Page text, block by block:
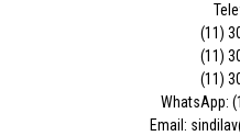
(11)
(11)
(11)
WhatsApp:
Email: